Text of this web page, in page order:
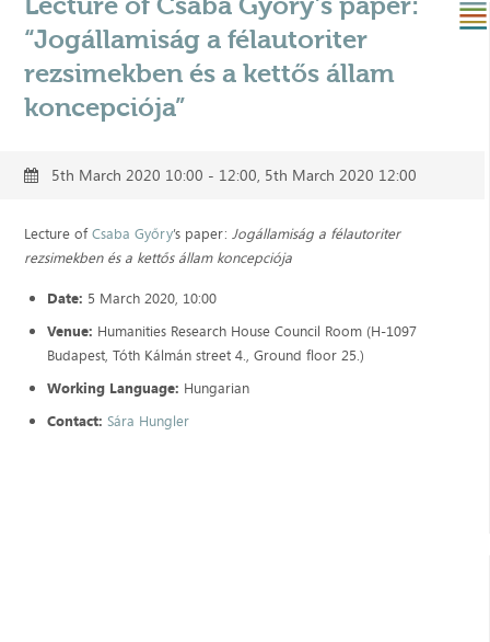
“Jogállamiság a félautoriter
rezsimekben és a kettős állam
koncepciója”
5th March 2020 10:00 - 12:00, 5th March 2020 12:00
Lecture ofCsaba Győry’s paper: Jogállamiság a félautoriter
rezsimekben és a kettős állam koncepciója
Date: 5 March 2020, 10:00
Venue: Humanities Research House Council Room (H-1097
Budapest, Tóth Kálmán street 4., Ground floor 25.)
Working Language: Hungarian
Contact: Sára Hungler